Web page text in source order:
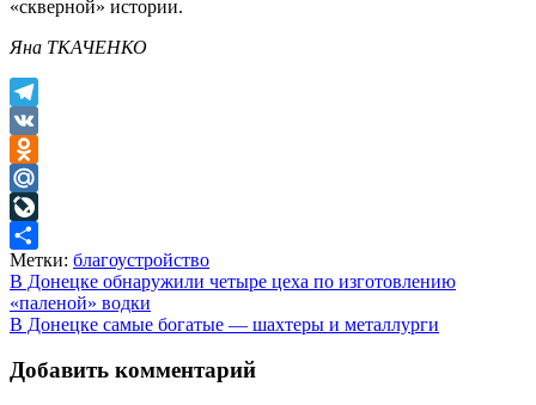
«скверной» истории.
Яна ТКАЧЕНКО
Telegram
VK
Odnoklassniki
Mail.Ru
LiveJournal
Отправить
Метки: благоустройство
Навигация
по
В Донецке обнаружили четыре цеха по изготовлению
«паленой» водки
В Донецке самые богатые — шахтеры и металлурги
Добавить комментарий